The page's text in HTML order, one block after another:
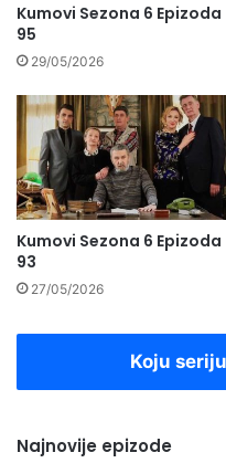
Kumovi Sezona 6 Epizoda
95
29/05/2026
Kumovi Sezona 6 Epizoda
93
27/05/2026
Koju
Najnovije epizode